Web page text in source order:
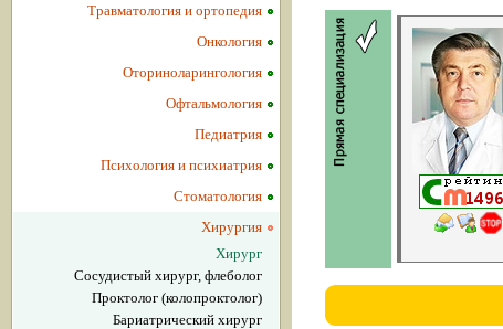
Травматология и ортопедия
Онкология
Оториноларингология
Офтальмология
Педиатрия
Психология и психиатрия
Стоматология
Хирургия
Хирург
Сосудистый хирург, флеболог
Проктолог (колопроктолог)
Бариатрический хирург